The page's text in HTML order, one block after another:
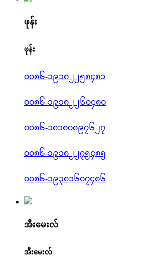
ဖုန်း
ဖုန်း
၀၀၈၆-၁၉၁၈၂၂၅၈၄၈၁
၀၀၈၆-၁၉၁၈၂၂၆၀၄၈၀
၀၀၈၆-၁၈၁၈၀၈၉၇၆၂၇
၀၀၈၆-၁၉၁၈၂၂၇၅၄၈၅
၀၀၈၆-၁၉၃၈၁၆၀၇၄၈၆
အီးမေးလ်
အီးမေးလ်